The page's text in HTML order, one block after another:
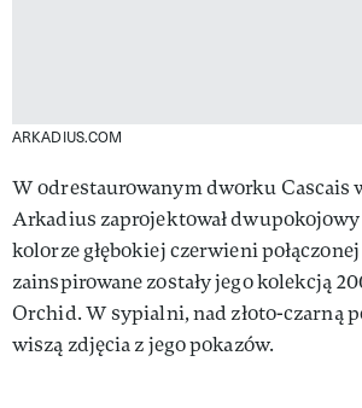
ARKADIUS.COM
W odrestaurowanym dworku Cascais
Arkadius zaprojektował
kolorze głębokiej czerwieni
zainspirowane zostały jego kolekcją
Orchid. W sypialni, nad złoto-czarną
wiszą zdjęcia z jego pokazów.